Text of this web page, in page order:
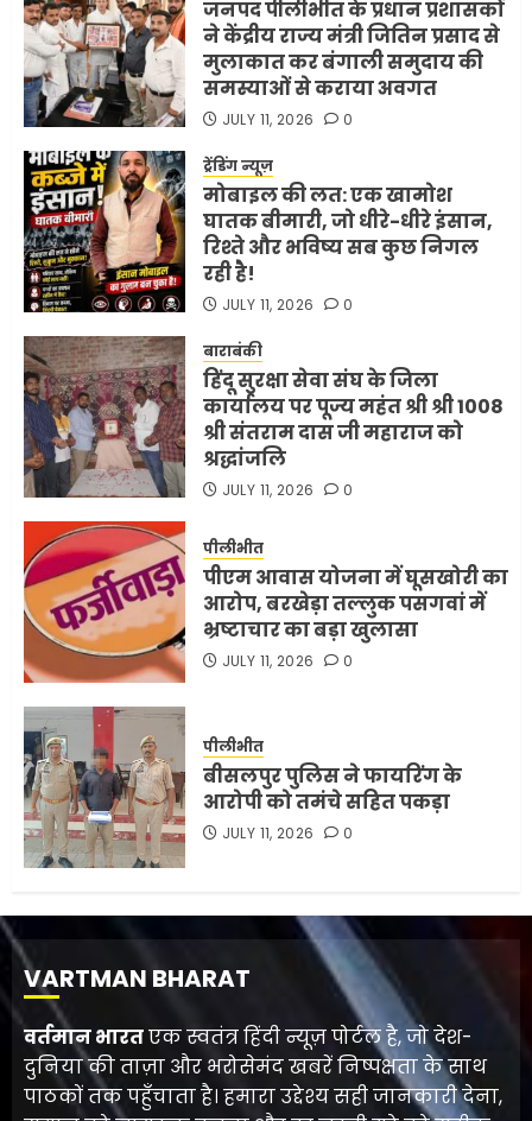
जनपद पीलीभीत के प्रधान प्रशासकों
ने केंद्रीय राज्य मंत्री जितिन प्रसाद से
मुलाकात कर बंगाली समुदाय की
समस्याओं से कराया अवगत
JULY 11, 2026 0
ट्रेंडिंग न्यूज़
मोबाइल की लत: एक खामोश
घातक बीमारी, जो धीरे-धीरे इंसान,
रिश्ते और भविष्य सब कुछ निगल
रही है!
JULY 11, 2026 0
बाराबंकी
हिंदू सुरक्षा सेवा संघ के जिला
कार्यालय पर पूज्य महंत श्री श्री 1008
श्री संतराम दास जी महाराज को
श्रद्धांजलि
JULY 11, 2026 0
पीलीभीत
पीएम आवास योजना में घूसखोरी का
आरोप, बरखेड़ा तल्लुक पसगवां में
भ्रष्टाचार का बड़ा खुलासा
JULY 11, 2026 0
पीलीभीत
बीसलपुर पुलिस ने फायरिंग के
आरोपी को तमंचे सहित पकड़ा
JULY 11, 2026 0
VARTMAN BHARAT
वर्तमान भारतएक स्वतंत्र हिंदी न्यूज़ पोर्टल है, जो देश-
दुनिया की ताज़ा और भरोसेमंद खबरें निष्पक्षता के साथ
पाठकों तक पहुँचाता है। हमारा उद्देश्य सही जानकारी देना,